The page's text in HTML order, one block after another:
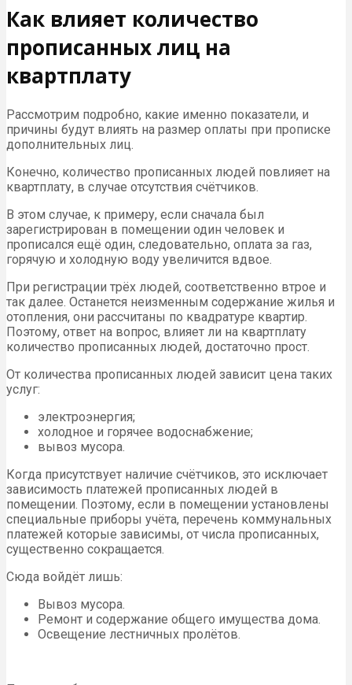
Как влияет количество
прописанных лиц на
квартплату
Рассмотрим подробно, какие именно показатели, и
причины будут влиять на размер оплаты при прописке
дополнительных лиц.
Конечно, количество прописанных людей повлияет на
квартплату, в случае отсутствия счётчиков.
В этом случае, к примеру, если сначала был
зарегистрирован в помещении один человек и
прописался ещё один, следовательно, оплата за газ,
горячую и холодную воду увеличится вдвое.
При регистрации трёх людей, соответственно втрое и
так далее. Останется неизменным содержание жилья и
отопления, они рассчитаны по квадратуре квартир.
Поэтому, ответ на вопрос, влияет ли на квартплату
количество прописанных людей, достаточно прост.
От количества прописанных людей зависит цена таких
услуг:
электроэнергия;
холодное и горячее водоснабжение;
вывоз мусора.
Когда присутствует наличие счётчиков, это исключает
зависимость платежей прописанных людей в
помещении. Поэтому, если в помещении установлены
специальные приборы учёта, перечень коммунальных
платежей которые зависимы, от числа прописанных,
существенно сокращается.
Сюда войдёт лишь:
Вывоз мусора.
Ремонт и содержание общего имущества дома.
Освещение лестничных пролётов.